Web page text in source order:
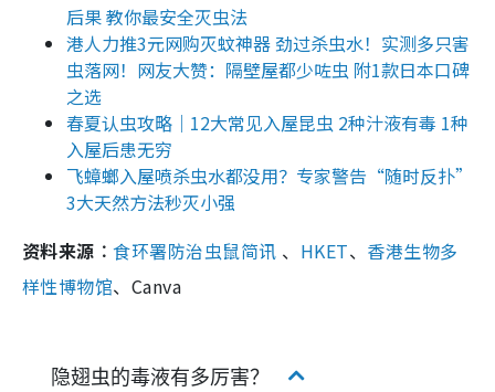
后果 教你最安全灭虫法
港人力推3元网购灭蚊神器 劲过杀虫水！实测多只害
虫落网！网友大赞：隔壁屋都少咗虫 附1款日本口碑
之选
春夏认虫攻略｜12大常见入屋昆虫 2种汁液有毒 1种
入屋后患无穷
飞蟑螂入屋喷杀虫水都没用？专家警告“随时反扑”
3大天然方法秒灭小强
资料来源︰食环署防治虫鼠简讯 、 HKET、 香港生物多
样性博物馆、Canva
隐翅虫的毒液有多厉害？